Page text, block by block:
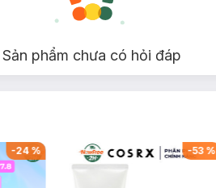
Sản phẩm chưa có hỏi đáp
-24% -53%